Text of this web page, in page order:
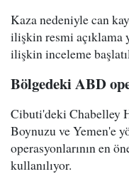
Kaza nedeniyle can
ilişkin resmi açıklama
ilişkin inceleme
Bölgedeki ABD
Cibuti'deki Chabelley
Boynuzu ve Yemen'e
operasyonlarının en
kullanılıyor.